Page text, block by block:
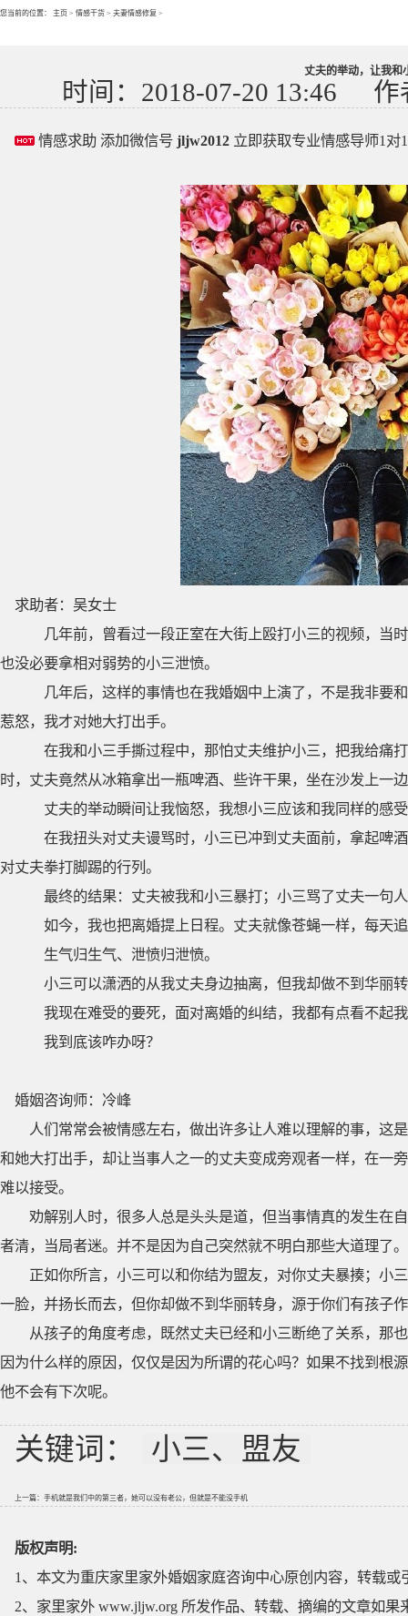
您当前的位置： 主页 > 情感干货 > 夫妻情感修复 >
丈夫的举动，让我和
时间：2018-07-20 13:46 作
情感求助 添加微信号 jljw2012 立即获取专业情感导师1对
求助者：吴女士
几年前，曾看过一段正室在大街上殴打小三的视频，当
也没必要拿相对弱势的小三泄愤。
几年后，这样的事情也在我婚姻中上演了，不是我非要
惹怒，我才对她大打出手。
在我和小三手撕过程中，那怕丈夫维护小三，把我给痛
时，丈夫竟然从冰箱拿出一瓶啤酒、些许干果，坐在沙发上一
丈夫的举动瞬间让我恼怒，我想小三应该和我同样的感
在我扭头对丈夫谩骂时，小三已冲到丈夫面前，拿起啤
对丈夫拳打脚踢的行列。
最终的结果：丈夫被我和小三暴打；小三骂了丈夫一句
如今，我也把离婚提上日程。丈夫就像苍蝇一样，每天
生气归生气、泄愤归泄愤。
小三可以潇洒的从我丈夫身边抽离，但我却做不到华丽
我现在难受的要死，面对离婚的纠结，我都有点看不起
我到底该咋办呀？
婚姻咨询师：冷峰
人们常常会被情感左右，做出许多让人难以理解的事，这
和她大打出手，却让当事人之一的丈夫变成旁观者一样，在一
难以接受。
劝解别人时，很多人总是头头是道，但当事情真的发生在
者清，当局者迷。并不是因为自己突然就不明白那些大道理了
正如你所言，小三可以和你结为盟友，对你丈夫暴揍；小
一脸，并扬长而去，但你却做不到华丽转身，源于你们有孩子
从孩子的角度考虑，既然丈夫已经和小三断绝了关系，那
因为什么样的原因，仅仅是因为所谓的花心吗？如果不找到根
他不会有下次呢。
关键词： 小三、盟友
上一篇： 手机就是我们中的第三者，她可以没有老公，但就是不能没手机
版权声明:
1、本文为重庆家里家外婚姻家庭咨询中心原创内容，转载
2、家里家外 www.jljw.org 所发作品、转载、摘编的文章如